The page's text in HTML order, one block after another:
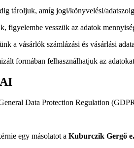
tároljuk, amíg jogi/könyvelési/
figyelembe vesszük az adatok
a vásárlók számlázási és vásárlási
formában felhasználhatjuk az
Data Protection Regulation
egy másolatot a Kuburczik Gergő